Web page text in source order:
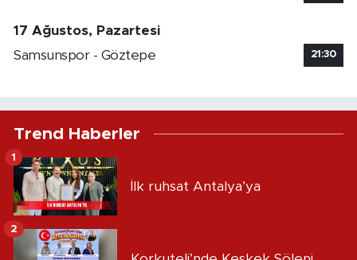
17 Ağustos, Pazartesi
Samsunspor - Göztepe
21:30
Trend Haberler
İlk ruhsat Antalya’ya
1
2